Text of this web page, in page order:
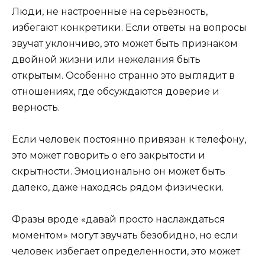
Люди, не настроенные на серьёзность,
избегают конкретики. Если ответы на вопросы
звучат уклончиво, это может быть признаком
двойной жизни или нежелания быть
открытым. Особенно странно это выглядит в
отношениях, где обсуждаются доверие и
верность.
Если человек постоянно привязан к телефону,
это может говорить о его закрытости и
скрытности. Эмоционально он может быть
далеко, даже находясь рядом физически.
Фразы вроде «давай просто наслаждаться
моментом» могут звучать безобидно, но если
человек избегает определенности, это может